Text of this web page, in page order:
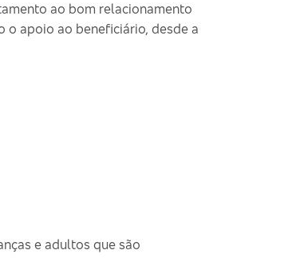
ao bom relacionamento
o apoio ao beneficiário, desde a
e adultos que são